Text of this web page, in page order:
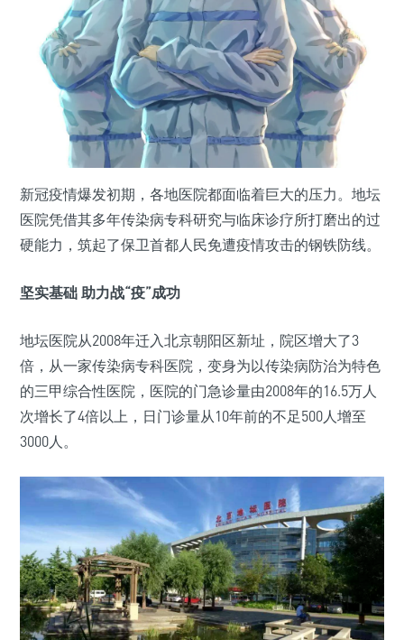
新冠疫情爆发初期，各地医院都面临着巨大的压力。地坛
医院凭借其多年传染病专科研究与临床诊疗所打磨出的过
硬能力，筑起了保卫首都人民免遭疫情攻击的钢铁防线。
坚实基础 助力战“疫”成功
地坛医院从2008年迁入北京朝阳区新址，院区增大了3
倍，从一家传染病专科医院，变身为以传染病防治为特色
的三甲综合性医院，医院的门急诊量由2008年的16.5万人
次增长了4倍以上，日门诊量从10年前的不足500人增至
3000人。